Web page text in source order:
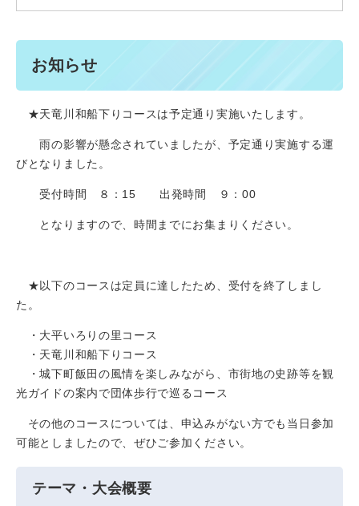
お知らせ
★天竜川和船下りコースは予定通り実施いたします。
雨の影響が懸念されていましたが、予定通り実施する運
びとなりました。
受付時間 ８：15 出発時間 ９：00
となりますので、時間までにお集まりください。
★以下のコースは定員に達したため、受付を終了しまし
た。
・大平いろりの里コース
・天竜川和船下りコース
・城下町飯田の風情を楽しみながら、市街地の史跡等を観
光ガイドの案内で団体歩行で巡るコース
その他のコースについては、申込みがない方でも当日参加
可能としましたので、ぜひご参加ください。
テーマ・大会概要